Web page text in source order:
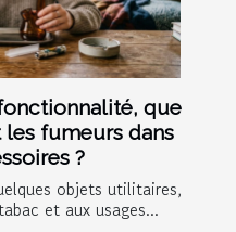
que
fumeurs dans
?
objets utilitaires,
et aux usages...